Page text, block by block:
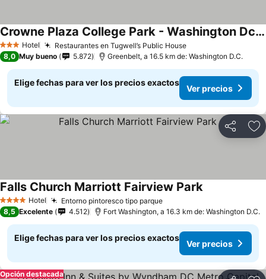
3 Estrellas
Hotel Restaurantes en Tugwell’s Public HouseVer precios
Crowne Plaza College Park - Washington Dc By Ihg
Ver precios
8,0 Muy bueno 5.872 Greenbelt, a 16.5 km de: Washington D.C.
Elige fechas para ver los precios exactos
Ver precios
Compartir
4 EstrellasHotel Entorno pintoresco tipo parqueVer precios
Falls Church Marriott Fairview ParkVer precios
8,5 Excelente 4.512 Fort Washington, a 16.3 km de: Washington D.C.
Elige fechas para ver los precios exactos
Ver precios
Opción destacada